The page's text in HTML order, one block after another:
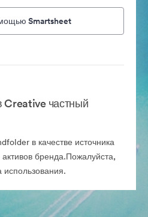
Smartsheet
Creative частный
в качестве источника
бренда.Пожалуйста,